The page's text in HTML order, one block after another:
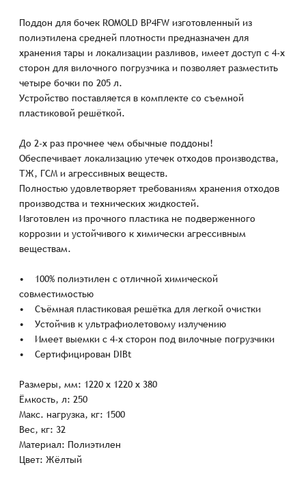
Поддон для бочек ROMOLD BP4FW изготовленный из
полиэтилена средней плотности предназначен для
хранения тары и локализации разливов, имеет доступ с 4-х
сторон для вилочного погрузчика и позволяет разместить
четыре бочки по 205 л.
Устройство поставляется в комплекте со съемной
пластиковой решёткой.
До 2-х раз прочнее чем обычные поддоны!
Обеспечивает локализацию утечек отходов производства,
ТЖ, ГСМ и агрессивных веществ.
Полностью удовлетворяет требованиям хранения отходов
производства и технических жидкостей.
Изготовлен из прочного пластика не подверженного
коррозии и устойчивого к химически агрессивным
веществам.
• 100% полиэтилен с отличной химической
совместимостью
• Съёмная пластиковая решётка для легкой очистки
• Устойчив к ультрафиолетовому излучению
• Имеет выемки с 4-х сторон под вилочные погрузчики
• Сертифицирован DIBt
Размеры, мм: 1220 x 1220 x 380
Ёмкость, л: 250
Макс. нагрузка, кг: 1500
Вес, кг: 32
Материал: Полиэтилен
Цвет: Жёлтый